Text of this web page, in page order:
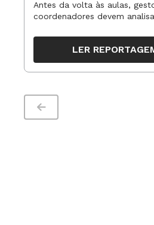
Antes da volta às aulas,
coordenadores devem
organizar ações para
trabalho pedagógico ao
período
LER